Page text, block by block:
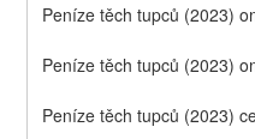
Peníze těch tupců (2023)
Peníze těch tupců (2023)
Peníze těch tupců (2023)